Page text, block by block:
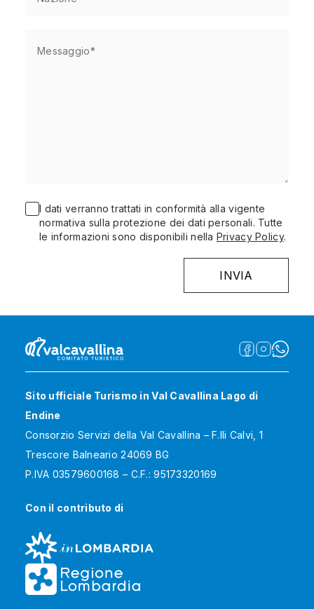
I dati verranno trattati in conformità alla vigente
normativa sulla protezione dei dati personali. Tutte
le informazioni sono disponibili nella Privacy Policy.
Sito ufficiale Turismo in Val Cavallina Lago di
Endine
Consorzio Servizi della Val Cavallina – F.lli Calvi, 1
Trescore Balneario 24069 BG
P.IVA 03579600168 – C.F.: 95173320169
Con il contributo di